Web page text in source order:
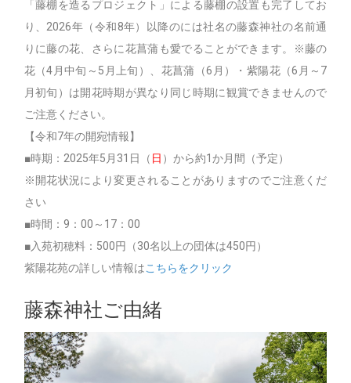
「藤棚を造るプロジェクト」による藤棚の設置も完了してお
り、2026年（令和8年）以降のには社名の藤森神社の名前通
りに藤の花、さらに花菖蒲も愛でることができます。※藤の
花（4月中旬～5月上旬）、花菖蒲（6月）・紫陽花（6月～7
月初旬）は開花時期が異なり同じ時期に観賞できませんので
ご注意ください。
【令和7年の開宛情報】
■時期：2025年5月31日（ 日 ）から約1か月間（予定）
※開花状況により変更されることがありますのでご注意くだ
さい
■時間：9：00～17：00
■入苑初穂料：500円（30名以上の団体は450円）
紫陽花苑の詳しい情報はこちらをクリック
藤森神社ご由緒